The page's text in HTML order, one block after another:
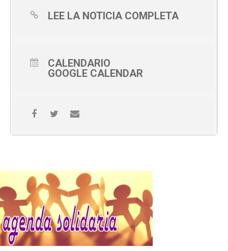
LEE LA NOTICIA COMPLETA
CALENDARIO
GOOGLE CALENDAR